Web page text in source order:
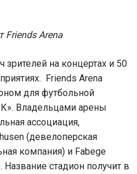
Friends Arena
на концертах и 50
Friends Arena
для футбольной
Владельцами арены
ассоциация,
(девелоперская
компания) и Fabege
стадион получит в